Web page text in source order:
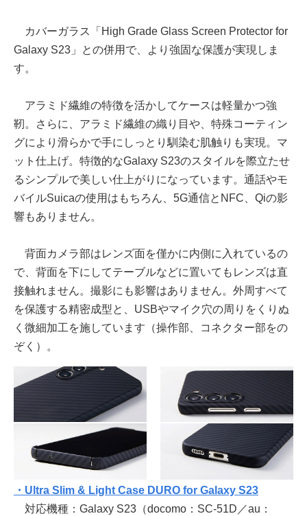
カバーガラス「High Grade Glass Screen Protector for
Galaxy S23」との併用で、より強固な保護が実現しま
す。
アラミド繊維の特徴を活かしてケースは軽量かつ強
靭。さらに、アラミド繊維の織り目や、特殊コーティン
グにより滑らかで手にしっとり馴染む肌触りも実現。マ
ット仕上げ。特徴的なGalaxy S23のスタイルを際立たせ
るシンプルで美しい仕上がりになっています。通話やモ
バイルSuicaの使用はもちろん、5G通信とNFC、Qiの影
響もありません。
背面カメラ部はレンズ面を僅かに内側に入れているの
で、背面を下にしてテーブルなどに置いてもレンズは直
接触れません。撮影にも影響はありません。外周すべて
を保護する精密成型と、USBやマイク穴の周りをくりぬ
く微細加工を施しています（操作部、コネクター部をの
ぞく）。
・Ultra Slim & Light Case DURO for Galaxy S23
対応機種：Galaxy S23（docomo：SC-51D／au：